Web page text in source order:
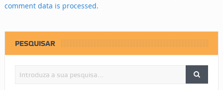
comment data is processed.
PESQUISAR